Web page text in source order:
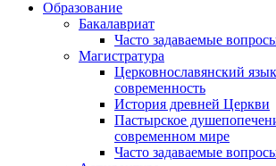
Образование
Бакалавриат
Часто задаваемые
Магистратура
Церковнославянский
современность
История древней Церкви
Пастырское
современном мире
Часто задаваемые